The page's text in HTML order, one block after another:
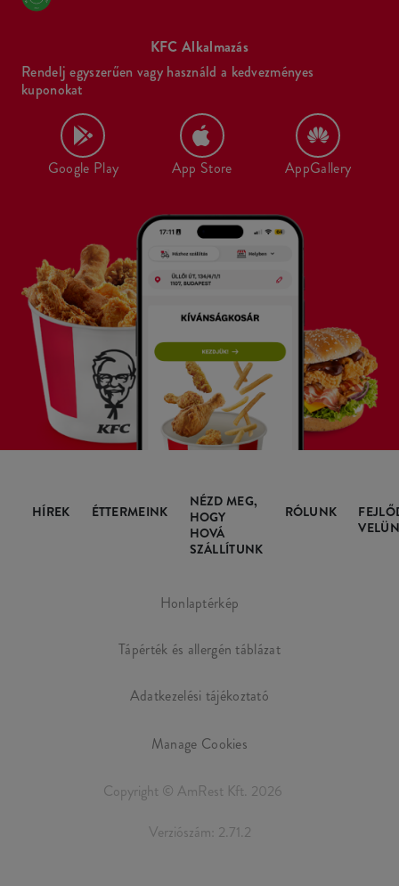
KFC Alkalmazás
Rendelj egyszerűen vagy használd a kedvezményes
kuponokat
Google Play App Store AppGallery
HÍREK ÉTTERMEINK
NÉZD MEG,
HOGY
HOVÁ
SZÁLLÍTUNK
RÓLUNK
Honlaptérkép
Tápérték és allergén táblázat
Adatkezelési tájékoztató
Manage Cookies
Copyright © AmRest Kft. 2026
Verziószám: 2.71.2